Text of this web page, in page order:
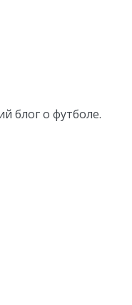
блог о футболе.